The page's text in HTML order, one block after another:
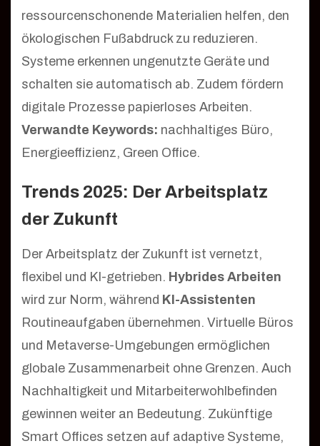
ressourcenschonende Materialien helfen, den
ökologischen Fußabdruck zu reduzieren.
Systeme erkennen ungenutzte Geräte und
schalten sie automatisch ab. Zudem fördern
digitale Prozesse papierloses Arbeiten.
Verwandte Keywords: nachhaltiges Büro,
Energieeffizienz, Green Office.
Trends 2025: Der Arbeitsplatz
der Zukunft
Der Arbeitsplatz der Zukunft ist vernetzt,
flexibel und KI-getrieben. Hybrides Arbeiten
wird zur Norm, während KI-Assistenten
Routineaufgaben übernehmen. Virtuelle Büros
und Metaverse-Umgebungen ermöglichen
globale Zusammenarbeit ohne Grenzen. Auch
Nachhaltigkeit und Mitarbeiterwohlbefinden
gewinnen weiter an Bedeutung. Zukünftige
Smart Offices setzen auf adaptive Systeme,